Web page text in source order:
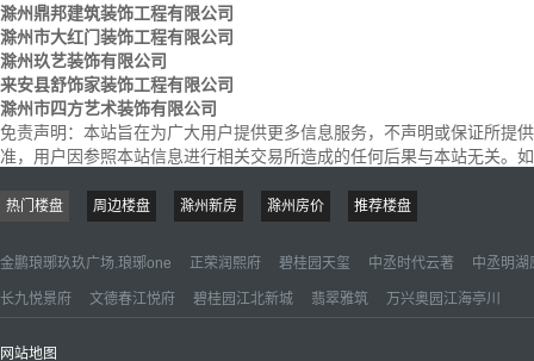
滁州鼎邦建筑装饰工程有限公司
滁州市大红门装饰工程有限公司
滁州玖艺装饰有限公司
来安县舒饰家装饰工程有限公司
滁州市四方艺术装饰有限公司
免责声明： 本站旨在为广大用户提供更多信息服务，不声明或保证所提
准，用户因参照本站信息进行相关交易所造成的任何后果与本站无关
热门楼盘 周边楼盘 滁州新房 滁州房价 推荐楼盘
金鹏琅琊玖玖广场.琅琊one 正荣润熙府 碧桂园天玺 中丞时代云著 中丞明湖
长九悦景府 文德春江悦府 碧桂园江北新城 翡翠雅筑 万兴奥园江海亭川
网站地图